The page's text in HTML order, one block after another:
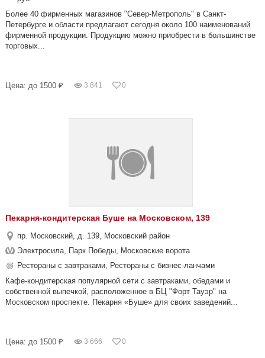
Более 40 фирменных магазинов "Север-Метрополь" в Санкт-
Петербурге и области предлагают сегодня около 100 наименований
фирменной продукции. Продукцию можно приобрести в большинстве
торговых...
Цена: до 1500 ₽ 3 841 0
Пекарня-кондитерская Буше на Московском, 139
пр. Московский, д. 139, Московский район
Электросила, Парк Победы, Московские ворота
Рестораны с завтраками, Рестораны с бизнес-ланчами
Кафе-кондитерская популярной сети с завтраками, обедами и
собственной выпечкой, расположенное в БЦ "Форт Тауэр" на
Московском проспекте. Пекарня «Буше» для своих заведений...
Цена: до 1500 ₽ 3 666 0